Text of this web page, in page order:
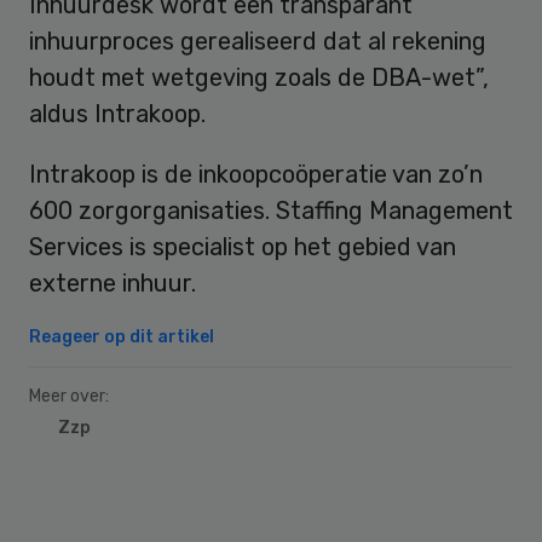
inhuurproces gerealiseerd dat al rekening
houdt met wetgeving zoals de DBA-wet”,
aldus Intrakoop.
Intrakoop is de inkoopcoöperatie van zo’n
600 zorgorganisaties. Staffing Management
Services is specialist op het gebied van
externe inhuur.
Reageer op dit artikel
Meer over:
Zzp